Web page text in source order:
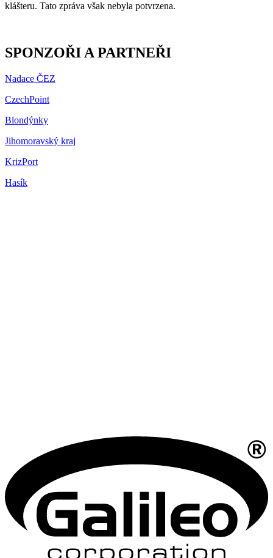
klášteru. Tato zpráva však nebyla potvrzena.
SPONZOŘI A PARTNEŘI
Nadace ČEZ
CzechPoint
Blondýnky
Jihomoravský kraj
KrizPort
Hasík